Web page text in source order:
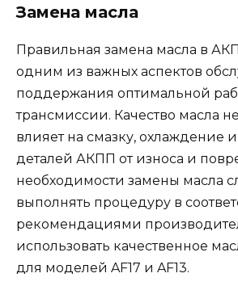
Замена масла
Правильная замена масла в
одним из важных аспектов
поддержания оптимальной
трансмиссии. Качество масла
влияет на смазку, охлаждение
деталей АКПП от износа и
необходимости замены масла
выполнять процедуру в
рекомендациями
использовать качественное
для моделей AF17 и AF13.